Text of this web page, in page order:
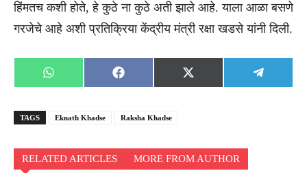
हिंमतच कशी होते, हे कुठे ना कुठे अती झाले आहे. याला आळा बसणे
गरजेचे आहे अशी प्रतिक्रिया केंद्रीय मंत्री रक्षा खडसे यांनी दिली.
Share
on
WhatsApp
Share
on
Facebook
Share
on
X
(Twitter)
Share
on
TAGS Eknath Khadse Raksha Khadse
RELATED ARTICLES MORE FROM AUTHOR